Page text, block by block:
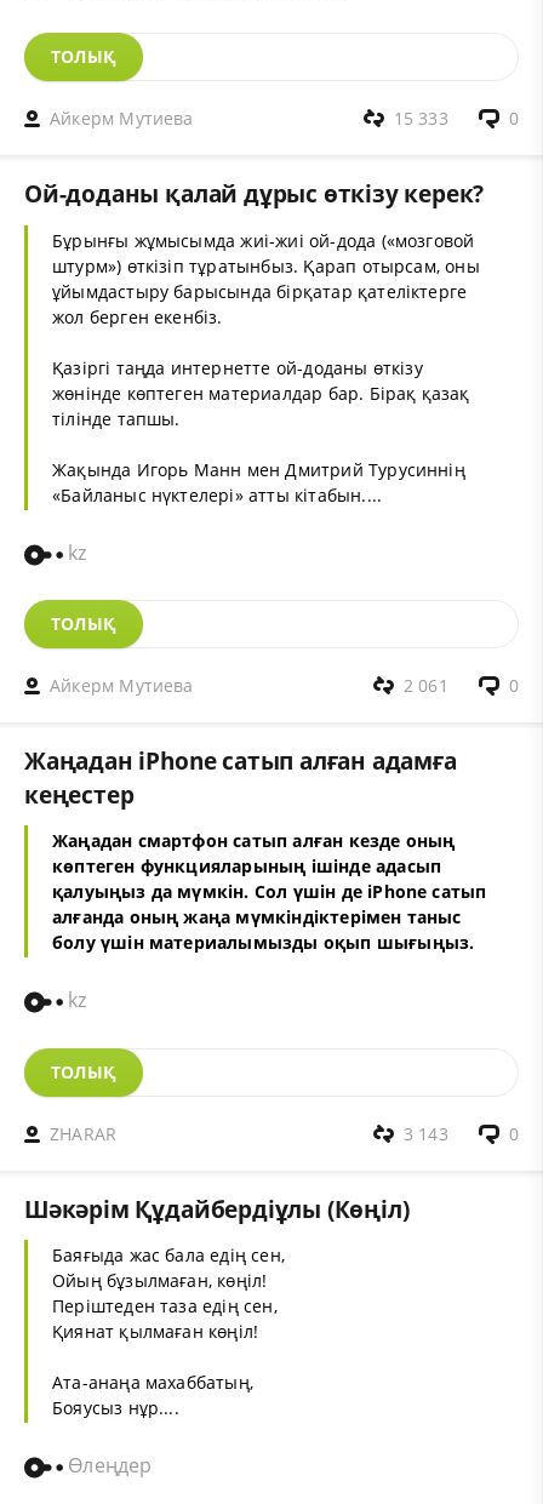
ТОЛЫҚ
Айкерм Мутиева 0
15 333
Ой-доданы қалай дұрыс өткізу керек?
Бұрынғы жұмысымда жиі-жиі ой-дода («мозговой
штурм») өткізіп тұратынбыз. Қарап отырсам, оны
ұйымдастыру барысында бірқатар қателіктерге
жол берген екенбіз.
Қазіргі таңда интернетте ой-доданы өткізу
жөнінде көптеген материалдар бар. Бірақ қазақ
тілінде тапшы.
Жақында Игорь Манн мен Дмитрий Турусиннің
«Байланыс нүктелері» атты кітабын....
kz
ТОЛЫҚ
Айкерм Мутиева 0
2 061
Жаңадан iPhone сатып алған адамға
кеңестер
Жаңадан смартфон сатып алған кезде оның
көптеген функцияларының ішінде адасып
қалуыңыз да мүмкін. Сол үшін де iPhone сатып
алғанда оның жаңа мүмкіндіктерімен таныс
болу үшін материалымызды оқып шығыңыз.
kz
ТОЛЫҚ
ZHARAR 0
3 143
Шәкәрім Құдайбердіұлы (Көңіл)
Баяғыда жас бала едiң сен‚
Ойың бұзылмаған, көңiл!
Перiштеден таза едiң сен‚
Қиянат қылмаған көңiл!
Ата-анаңа махаббатың,
Бояусыз нұр....
Өлеңдер